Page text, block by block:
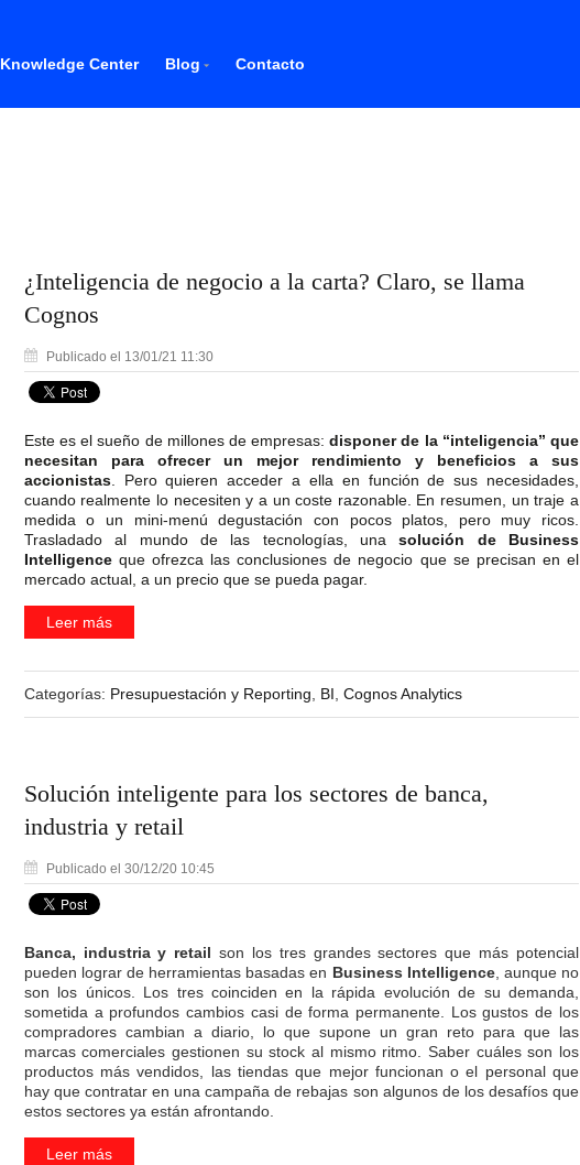
Knowledge Center Blog Contacto
¿Inteligencia de negocio a la carta? Claro, se llama
Cognos
Publicado el 13/01/21 11:30
Este es el sueño de millones de empresas:disponer de la “inteligencia” que
necesitan para ofrecer un mejor rendimiento y beneficios a sus
accionistas. Pero quieren acceder a ella en función de sus necesidades,
cuando realmente lo necesiten y a un coste razonable. En resumen, un traje a
medida o un mini-menú degustación con pocos platos, pero muy ricos.
Trasladado al mundo de las tecnologías, unasolución de Business
Intelligenceque ofrezca las conclusiones de negocio que se precisan en el
mercado actual, a un precio que se pueda pagar.
Leer más
Categorías: Presupuestación y Reporting BI Cognos Analytics
Solución inteligente para los sectores de banca,
industria y retail
Publicado el 30/12/20 10:45
Banca, industria y retail son los tres grandes sectores que más potencial
pueden lograr de herramientas basadas en Business Intelligence, aunque no
son los únicos. Los tres coinciden en la rápida evolución de su demanda,
sometida a profundos cambios casi de forma permanente. Los gustos de los
compradores cambian a diario, lo que supone un gran reto para que las
marcas comerciales gestionen su stock al mismo ritmo. Saber cuáles son los
productos más vendidos, las tiendas que mejor funcionan o el personal que
hay que contratar en una campaña de rebajas son algunos de los desafíos que
estos sectores ya están afrontando.
Leer más